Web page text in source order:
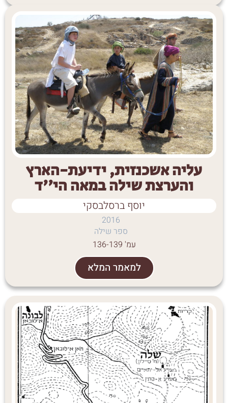
עליה אשכנזית, ידיעת-הארץ
והערצת שילה במאה הי''ד
יוסף ברסלבסקי
2016
ספר שילה
עמ' 136-139
למאמר המלא